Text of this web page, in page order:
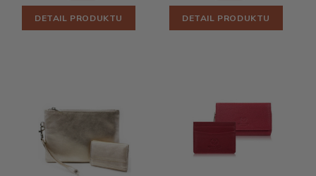
DETAIL PRODUKTU DETAIL PRODUKTU